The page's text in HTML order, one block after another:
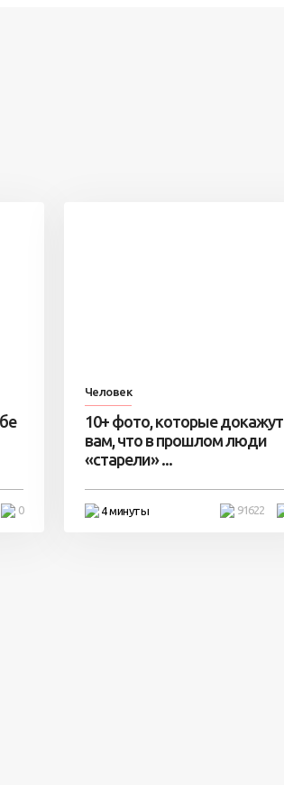
0
Человек
10+ фото, которые докажут
вам, что в прошлом люди
«старели» ...
4 минуты 91622